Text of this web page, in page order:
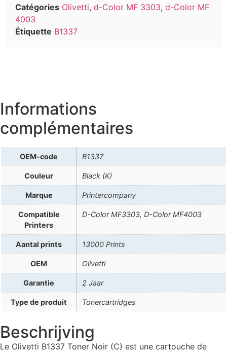
Catégories Olivetti, d-Color MF 3303, d-Color MF
4003
Étiquette B1337
Informations
complémentaires
OEM-code B1337
Couleur Black (K)
Marque Printercompany
Compatible
Printers
D-Color MF3303, D-Color MF4003
Aantal prints 13000 Prints
OEM Olivetti
Garantie 2 Jaar
Type de produit Tonercartridges
Beschrijving
Le Olivetti B1337 Toner Noir (C) est une cartouche de